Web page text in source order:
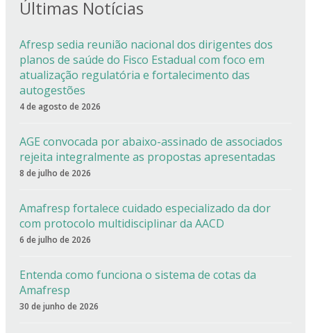
Últimas Notícias
Afresp sedia reunião nacional dos dirigentes dos
planos de saúde do Fisco Estadual com foco em
atualização regulatória e fortalecimento das
autogestões
4 de agosto de 2026
AGE convocada por abaixo-assinado de associados
rejeita integralmente as propostas apresentadas
8 de julho de 2026
Amafresp fortalece cuidado especializado da dor
com protocolo multidisciplinar da AACD
6 de julho de 2026
Entenda como funciona o sistema de cotas da
Amafresp
30 de junho de 2026